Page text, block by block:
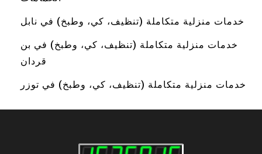
خدمات منزلية متكاملة (تنظيف، كي، وطبخ) في نابل
خدمات منزلية متكاملة (تنظيف، كي، وطبخ) في بن
قردان
خدمات منزلية متكاملة (تنظيف، كي، وطبخ) في توزر